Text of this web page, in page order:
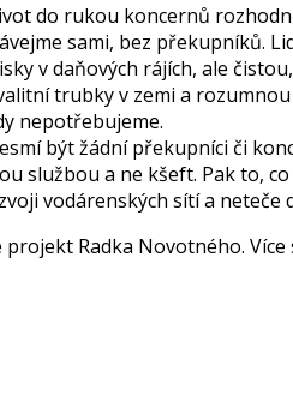
do rukou koncernů
sami, bez překupníků.
v daňových rájích, ale
trubky v zemi a rozumnou
nepotřebujeme.
být žádní překupníci či
službou a ne kšeft. Pak to,
vodárenských sítí a neteče
Radka Novotného.